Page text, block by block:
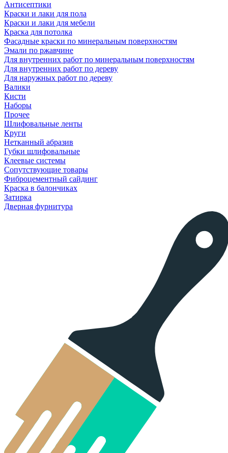
Антисептики
Краски и лаки для пола
Краски и лаки для мебели
Краска для потолка
Фасадные краски по минеральным поверхностям
Эмали по ржавчине
Для внутренних работ по минеральным поверхностям
Для внутренних работ по дереву
Для наружных работ по дереву
Валики
Кисти
Наборы
Прочее
Шлифовальные ленты
Круги
Нетканный абразив
Губки шлифовальные
Клеевые системы
Сопутствующие товары
Фиброцементный сайдинг
Краска в балончиках
Затирка
Дверная фурнитура